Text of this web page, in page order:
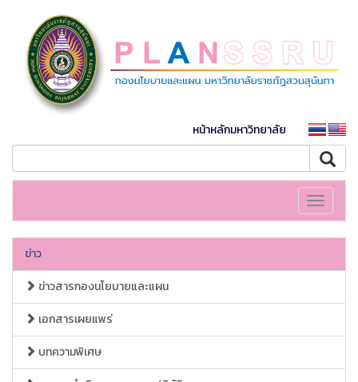
หน้าหลักมหาวิทยาลัย
Toggle
ข่าว
ข่าวสารกองนโยบายและแผน
เอกสารเผยแพร่
บทความพิเศษ